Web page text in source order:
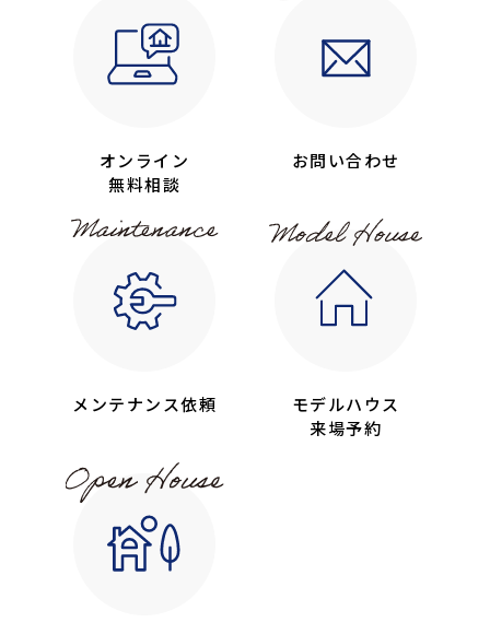
オンライン
無料相談
お問い合わせ
メンテナンス依頼
モデルハウス
来場予約